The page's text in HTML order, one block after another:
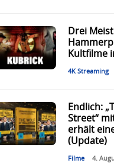
Drei
Kultfilme
4K Streaming
Endlich:
Street“
erhält
(Update)
Filme 4.